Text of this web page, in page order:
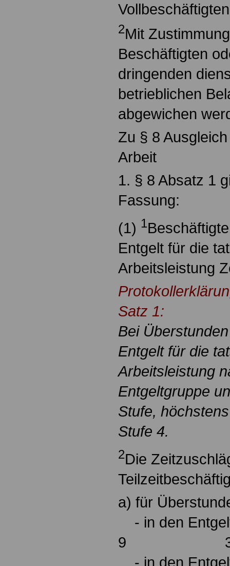
2Mit
Beschäftigten
dringenden
betrieblichen
abgewichen
Zu § 8
Arbeit
1. § 8 Absatz 1
Fassung:
(1) 1
Entgelt für die
Arbeitsleistung
Satz 1:
Bei
Entgelt für die
Arbeitsleistung
Entgeltgruppe
Stufe,
Stufe 4.
2Die
a) für
- in den
9 30
- in den